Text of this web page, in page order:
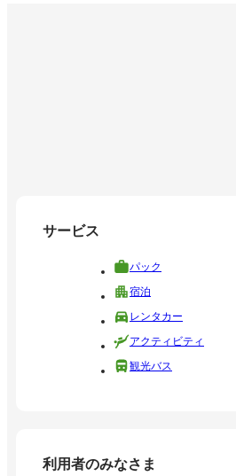
サービス
パック
宿泊
レンタカー
アクティビティ
観光バス
利用者のみなさま